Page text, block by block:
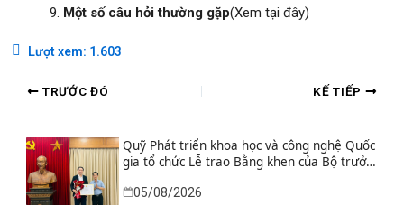
Một số câu hỏi thường gặp(Xem tại đây)
Lượt xem: 1.603
TRƯỚC ĐÓ KẾ TIẾP
Quỹ Phát triển khoa học và công nghệ Quốc
gia tổ chức Lễ trao Bằng khen của Bộ trưởng
nhân có thành tích xuất sắc
05/08/2026